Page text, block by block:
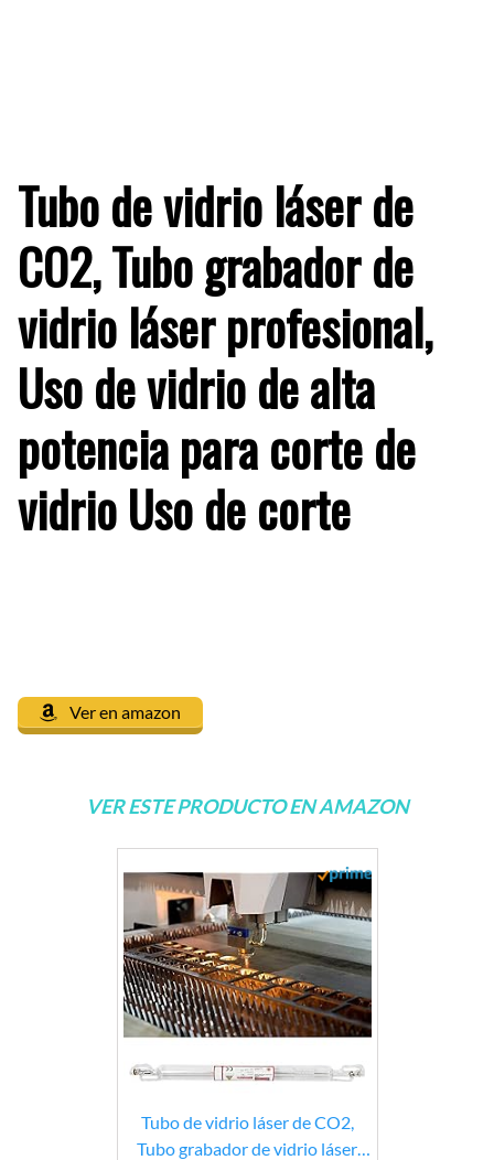
Tubo de vidrio láser de
CO2, Tubo grabador de
vidrio láser profesional,
Uso de vidrio de alta
potencia para corte de
vidrio Uso de corte
Ver en amazon
VER ESTE PRODUCTO EN AMAZON
Tubo de vidrio láser de CO2,
Tubo grabador de vidrio láser